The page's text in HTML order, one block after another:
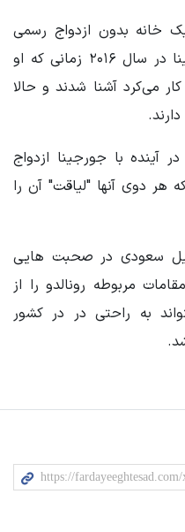
خانه بدون ازدواج رسمی
غیرقانونی است. رونالدو و جورجینا در سال ۲۰۱۶ زمانی که او
می‌کرد آشنا شدند و حالا
آینده با جورجینا ازدواج
هر دوی آنها "لیاقت" آن را
سعودی در صحبت هایی
مربوطه رونالدو را از
به راحتی در در کشور